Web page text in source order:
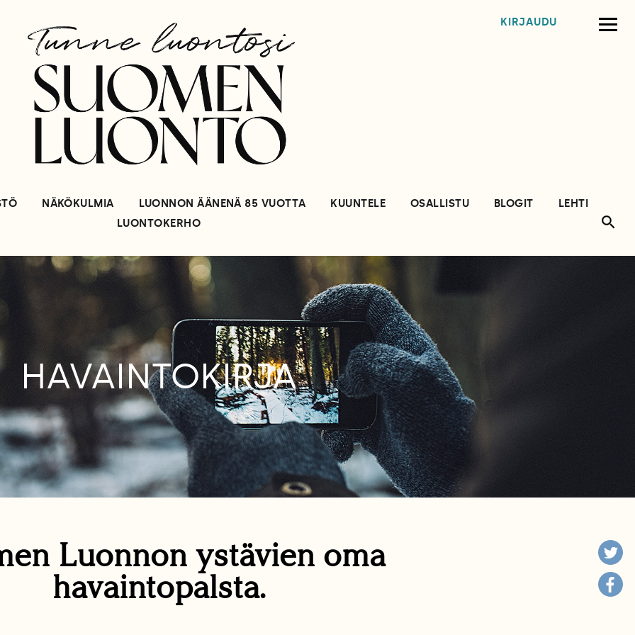
KIRJAUDU
NÄKÖKULMIA LUONNON ÄÄNENÄ 85 VUOTTA KUUNTELE OSALLISTU BLOGIT
LEHTI
LUONTOKERHO
HAVAINTOKIRJA
Luonnon ystävien oma
havaintopalsta.